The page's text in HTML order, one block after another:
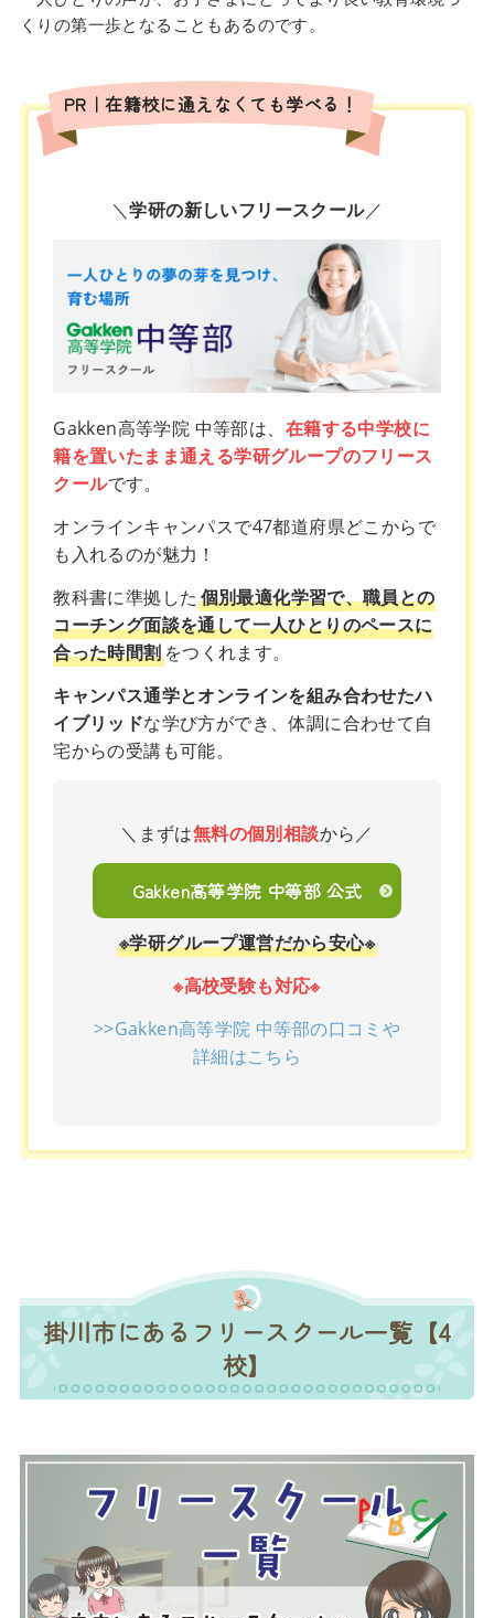
くりの第一歩となることもあるのです。
PR｜在籍校に通えなくても学べる！
＼学研の新しいフリースクール／
Gakken高等学院 中等部は、 在籍する中学校に
籍を置いたまま通える学研グループのフリース
クールです。
オンラインキャンパスで47都道府県どこからで
も入れるのが魅力！
教科書に準拠した 個別最適化学習で、職員との
コーチング面談を通して一人ひとりのペースに
合った時間割をつくれます。
キャンパス通学とオンラインを組み合わせたハ
イブリッドな学び方ができ、体調に合わせて自
宅からの受講も可能。
＼まずは無料の個別相談から／
Gakken高等学院 中等部 公式
※学研グループ運営だから安心※
※高校受験も対応※
>>Gakken高等学院 中等部の口コミや
詳細はこちら
掛川市にあるフリースクール一覧【4
校】